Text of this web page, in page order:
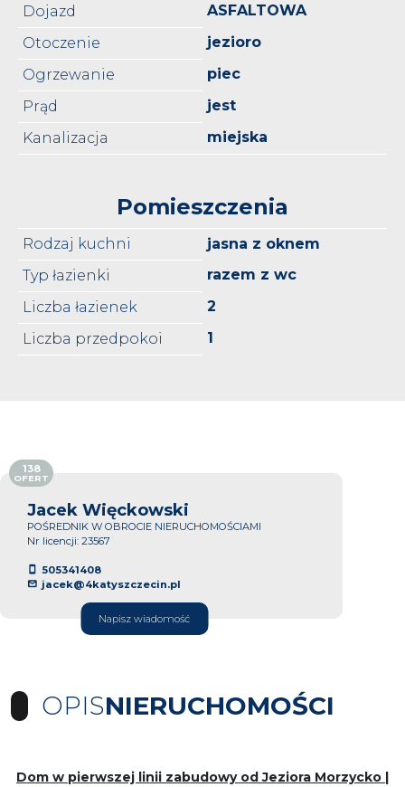
Dojazd
ASFALTOWA
Otoczenie
jezioro
Ogrzewanie
piec
Prąd
jest
Kanalizacja
miejska
Pomieszczenia
Rodzaj kuchni
jasna z oknem
Typ łazienki
razem z wc
Liczba łazienek
2
Liczba przedpokoi
1
Jacek Więckowski
POŚREDNIK W OBROCIE NIERUCHOMOŚCIAMI
Nr licencji: 23567
505341408
jacek@4katyszczecin.pl
Napisz wiadomość
138
OFERT
OPISNIERUCHOMOŚCI
Dom w pierwszej linii zabudowy od Jeziora Morzycko |